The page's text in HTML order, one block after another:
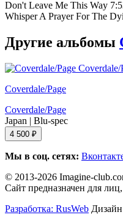
Don't Leave Me This Way
Whisper A Prayer For The
Другие альбомы
Coverdale/Page
Coverdale/Page
Japan | Blu-spec
4 500 ₽
Мы в соц. сетях:
© 2013-2026 Imagine-
Сайт предназначен для
Разработка: RusWeb